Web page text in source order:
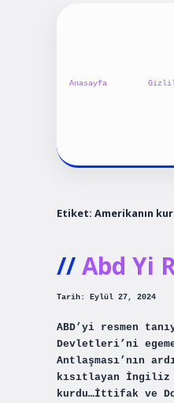
Anasayfa
Etiket: Amerikanın
Abd Yi
Tarih: Eylül 27, 2024
ABD’yi resmen
Devletleri’ni
Antlaşması’nın
kısıtlayan İngiliz
kurdu…İttifak ve